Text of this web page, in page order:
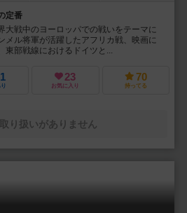
定番
大戦中のヨーロッパでの戦いをテーマに
メル将軍が活躍したアフリカ戦、映画に
東部戦線におけるドイツと...
23
お気に入り
70
持ってる
り扱いがありません